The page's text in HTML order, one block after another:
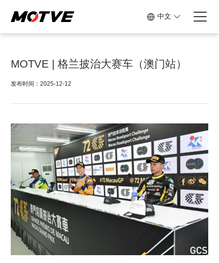
中文
MOTVE | 格兰披治大赛车（澳门站）
发布时间：2025-12-12